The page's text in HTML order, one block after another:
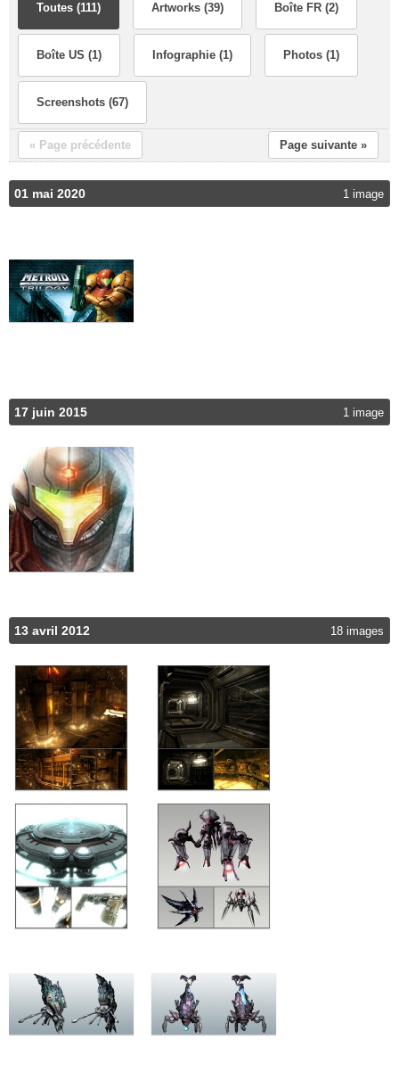
Toutes (111) Artworks (39) Boîte FR (2)
Boîte US (1) Infographie (1) Photos (1)
Screenshots (67)
« Page précédente Page suivante »
01 mai 2020 1 image
17 juin 2015 1 image
13 avril 2012 18 images